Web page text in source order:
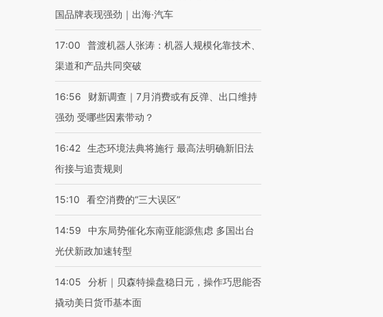
国品牌表现强劲｜出海·汽车
17:00
普渡机器人张涛：机器人规模化靠技术、
渠道和产品共同突破
16:56
财新调查｜7月消费或有反弹、出口维持
强劲 受哪些因素带动？
16:42 生态环境法典将施行 最高法明确新旧法
衔接与追责规则
15:10 看空消费的“三大误区”
14:59
中东局势催化东南亚能源焦虑 多国出台
光伏新政加速转型
14:05
分析｜贝森特操盘稳日元，操作巧思能否
撬动美日货币基本面